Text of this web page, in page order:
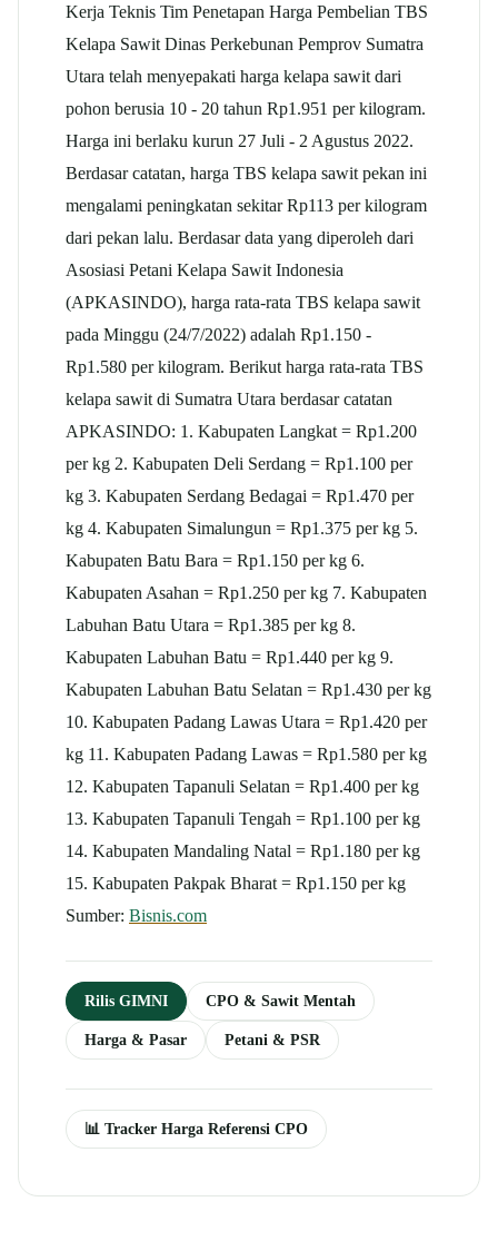
Kerja Teknis Tim Penetapan Harga Pembelian TBS
Kelapa Sawit Dinas Perkebunan Pemprov Sumatra
Utara telah menyepakati harga kelapa sawit dari
pohon berusia 10 - 20 tahun Rp1.951 per kilogram.
Harga ini berlaku kurun 27 Juli - 2 Agustus 2022.
Berdasar catatan, harga TBS kelapa sawit pekan ini
mengalami peningkatan sekitar Rp113 per kilogram
dari pekan lalu. Berdasar data yang diperoleh dari
Asosiasi Petani Kelapa Sawit Indonesia
(APKASINDO), harga rata-rata TBS kelapa sawit
pada Minggu (24/7/2022) adalah Rp1.150 -
Rp1.580 per kilogram. Berikut harga rata-rata TBS
kelapa sawit di Sumatra Utara berdasar catatan
APKASINDO: 1. Kabupaten Langkat = Rp1.200
per kg 2. Kabupaten Deli Serdang = Rp1.100 per
kg 3. Kabupaten Serdang Bedagai = Rp1.470 per
kg 4. Kabupaten Simalungun = Rp1.375 per kg 5.
Kabupaten Batu Bara = Rp1.150 per kg 6.
Kabupaten Asahan = Rp1.250 per kg 7. Kabupaten
Labuhan Batu Utara = Rp1.385 per kg 8.
Kabupaten Labuhan Batu = Rp1.440 per kg 9.
Kabupaten Labuhan Batu Selatan = Rp1.430 per kg
10. Kabupaten Padang Lawas Utara = Rp1.420 per
kg 11. Kabupaten Padang Lawas = Rp1.580 per kg
12. Kabupaten Tapanuli Selatan = Rp1.400 per kg
13. Kabupaten Tapanuli Tengah = Rp1.100 per kg
14. Kabupaten Mandaling Natal = Rp1.180 per kg
15. Kabupaten Pakpak Bharat = Rp1.150 per kg
Sumber: Bisnis.com
Rilis GIMNI CPO & Sawit Mentah
Harga & Pasar Petani & PSR
📊 Tracker Harga Referensi CPO